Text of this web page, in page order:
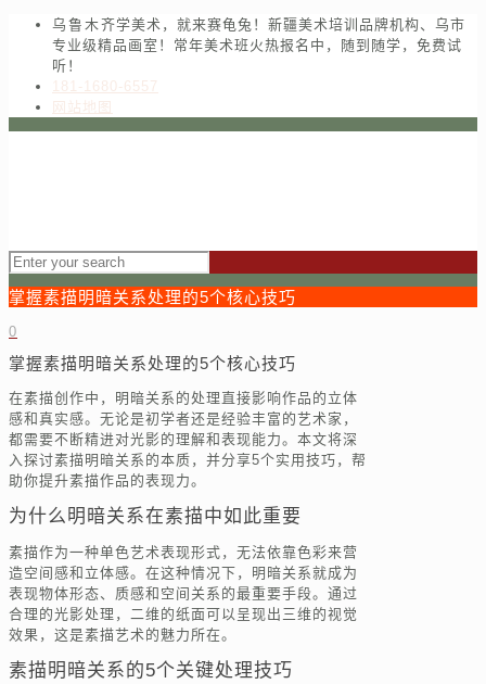
乌鲁木齐学美术，就来赛龟兔！新疆美术培训品牌机构、乌市
专业级精品画室！常年美术班火热报名中，随到随学，免费试
听！
181-1680-6557
网站地图
掌握素描明暗关系处理的5个核心技巧
0
掌握素描明暗关系处理的5个核心技巧
在素描创作中，明暗关系的处理直接影响作品的立体
感和真实感。无论是初学者还是经验丰富的艺术家，
都需要不断精进对光影的理解和表现能力。本文将深
入探讨素描明暗关系的本质，并分享5个实用技巧，帮
助你提升素描作品的表现力。
为什么明暗关系在素描中如此重要
素描作为一种单色艺术表现形式，无法依靠色彩来营
造空间感和立体感。在这种情况下，明暗关系就成为
表现物体形态、质感和空间关系的最重要手段。通过
合理的光影处理，二维的纸面可以呈现出三维的视觉
效果，这是素描艺术的魅力所在。
素描明暗关系的5个关键处理技巧